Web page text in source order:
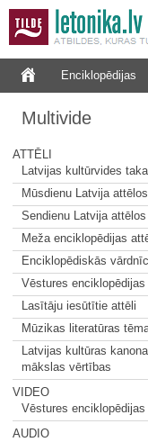
Enciklopēdijas
Multivide
ATTĒLI
Latvijas kultūrvides
Mūsdienu Latvija attēlos
Sendienu Latvija attēlos
Meža enciklopēdijas
Enciklopēdiskās
Vēstures enciklopēdijas
Lasītāju iesūtītie attēli
Mūzikas literatūras
Latvijas kultūras
mākslas vērtības
VIDEO
Vēstures
AUDIO